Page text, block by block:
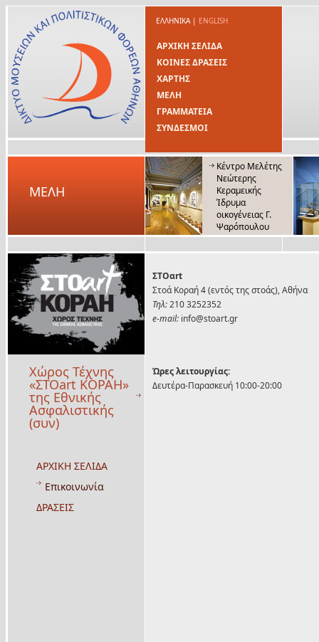
ΕΛΛΗΝΙΚΑ| ENGLISH
ΑΡΧΙΚΗ ΣΕΛΙΔΑ
ΚΟΙΝΕΣ ΔΡΑΣΕΙΣ
ΧΑΡΤΗΣ
ΜΕΛΗ
ΓΡΑΜΜΑΤΕΙΑ
ΣΥΝΔΕΣΜΟΙ
ΜΕΛΗ
Κέντρο Μελέτης
Νεώτερης
Κεραμεικής
Ίδρυμα
οικογένειας Γ.
Ψαρόπουλου
Χώρος Τέχνης
«ΣΤΟart ΚΟΡΑΗ»
της Εθνικής
Ασφαλιστικής
(συν)
ΑΡΧΙΚΗ ΣΕΛΙΔΑ
Επικοινωνία
ΔΡΑΣΕΙΣ
ΣΤΟαrt
Στοά Κοραή 4 (εντός της στοάς), Αθήνα
Τηλ:210 3252352
e-mail: info@stoart.gr
Ώρες λειτουργίας:
Δευτέρα-Παρασκευή 10:00-20:00